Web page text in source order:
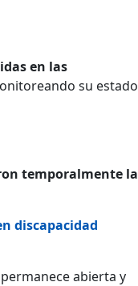
en las
su estado
temporalmente la
discapacidad
abierta y